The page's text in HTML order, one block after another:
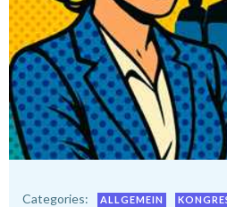
Categories: ALLGEMEIN